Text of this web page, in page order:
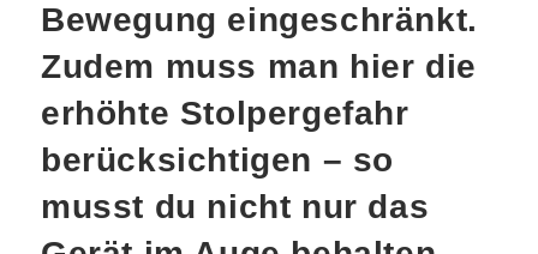
Bewegung eingeschränkt.
Zudem muss man hier die
erhöhte Stolpergefahr
berücksichtigen – so
musst du nicht nur das